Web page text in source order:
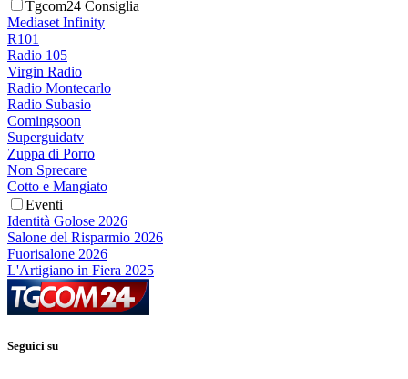
Tgcom24 Consiglia
Mediaset Infinity
R101
Radio 105
Virgin Radio
Radio Montecarlo
Radio Subasio
Comingsoon
Superguidatv
Zuppa di Porro
Non Sprecare
Cotto e Mangiato
Eventi
Identità Golose 2026
Salone del Risparmio 2026
Fuorisalone 2026
L'Artigiano in Fiera 2025
Seguici su